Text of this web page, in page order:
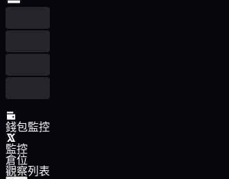
錢包監控
監控
倉位
觀察列表